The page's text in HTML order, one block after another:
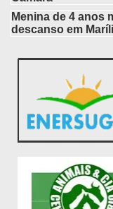
Menina de 4 anos
descanso em